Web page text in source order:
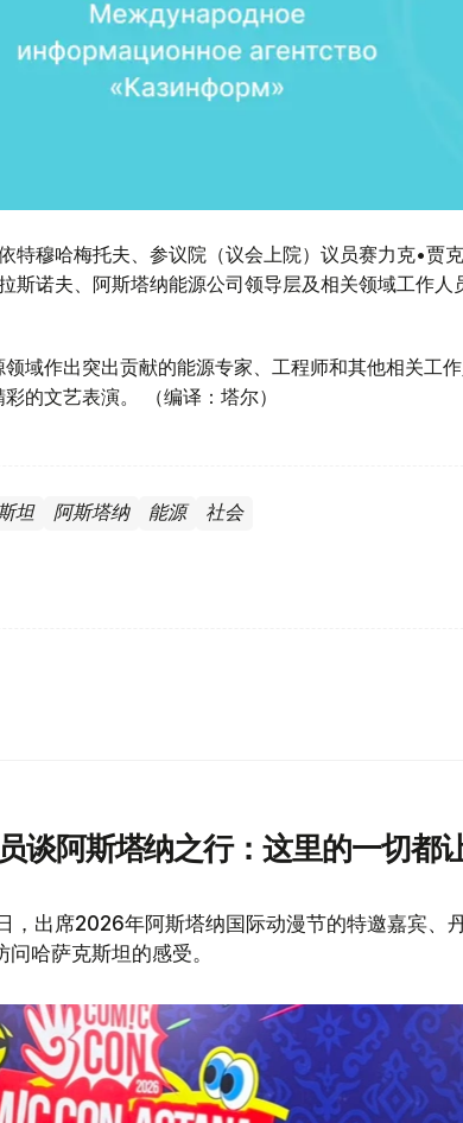
特穆哈梅托夫、参议院（议会上院）议员赛力克•贾
斯诺夫、阿斯塔纳能源公司领导层及相关领域工作人
域作出突出贡献的能源专家、工程师和其他相关工作
的文艺表演。 （编译：塔尔）
坦 阿斯塔纳 能源 社会
谈阿斯塔纳之行：这里的一切都
，出席2026年阿斯塔纳国际动漫节的特邀嘉宾、
哈萨克斯坦的感受。